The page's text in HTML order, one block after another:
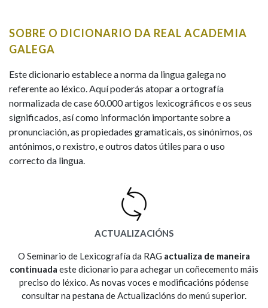
CASA-MUSEO EMILIA PARDO
HISTORIA
PRIMAVERA DAS LETRAS
PORTAL DAS PALABRAS
Comeza por
Remata por
Contén
Nos exemplos
Na fraseoloxía
SOBRE O DICIONARIO DA REAL ACADEMIA
GALEGA
Este dicionario establece a norma da lingua galega no
referente ao léxico. Aquí poderás atopar a ortografía
normalizada de case 60.000 artigos lexicográficos e os seus
significados, así como información importante sobre a
pronunciación, as propiedades gramaticais, os sinónimos, os
antónimos, o rexistro, e outros datos útiles para o uso
correcto da lingua.
ACTUALIZACIÓNS
O Seminario de Lexicografía da RAG actualiza de maneira
continuada este dicionario para achegar un coñecemento máis
preciso do léxico. As novas voces e modificacións pódense
consultar na pestana de Actualizacións do menú superior.